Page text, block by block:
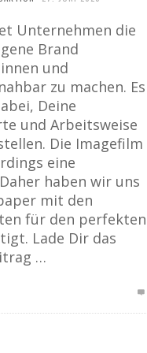
Unternehmen die
Brand
und
zu machen. Es
Deine
und Arbeitsweise
Die Imagefilm
eine
haben wir uns
mit den
für den perfekten
Lade Dir das
…